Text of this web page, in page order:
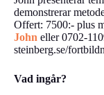
demonstrerar
Offert: 7500:- plus
John eller 0702-
steinberg.se/
Vad ingår?